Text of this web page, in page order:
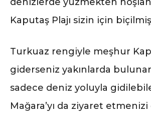
Kaputaş Plajı sizin için
Turkuaz rengiyle meşhur
giderseniz yakınlarda
sadece deniz yoluyla
Mağara’yı da ziyaret